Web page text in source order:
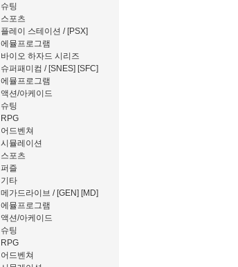
슈팅
스포츠
플레이 스테이션 / [PSX]
에뮬프로그램
바이오 하자드 시리즈
슈퍼패미컴 / [SNES] [SFC]
에뮬프로그램
액션/아케이드
슈팅
RPG
어드벤쳐
시뮬레이션
스포츠
퍼즐
기타
메가드라이브 / [GEN] [MD]
에뮬프로그램
액션/아케이드
슈팅
RPG
어드벤쳐